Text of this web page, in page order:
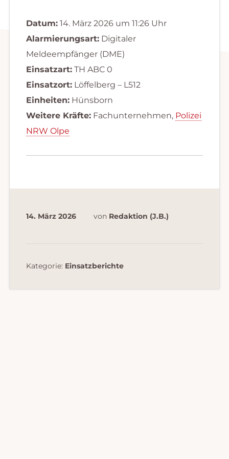
Datum:14. März 2026 um 11:26 Uhr
Alarmierungsart:Digitaler
Meldeempfänger (DME)
Einsatzart:TH ABC 0
Einsatzort:Löffelberg – L512
Einheiten:Hünsborn
Weitere Kräfte:Fachunternehmen, Polizei
NRW Olpe
14. März 2026 von Redaktion (J.B.)
Kategorie: Einsatzberichte